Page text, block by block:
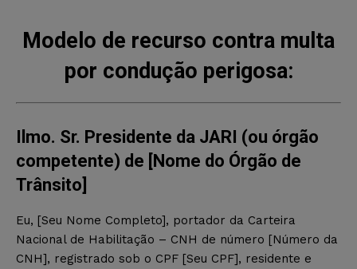
Modelo de recurso contra multa
por condução perigosa:
Ilmo. Sr. Presidente da JARI (ou órgão
competente) de [Nome do Órgão de
Trânsito]
Eu, [Seu Nome Completo], portador da Carteira
Nacional de Habilitação – CNH de número [Número da
CNH], registrado sob o CPF [Seu CPF], residente e